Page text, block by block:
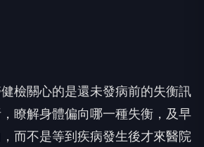
關心的是還未發病前的失衡訊
瞭解身體偏向哪一種失衡，及早
而不是等到疾病發生後才來醫院